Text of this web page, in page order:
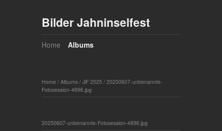
Bilder Jahninselfest
Home Albums
Home / Albums / JiF 2025 / 20250607-unbenannte-
Fotosession-4896.jpg
20250607-unbenannte-Fotosession-4896.jpg